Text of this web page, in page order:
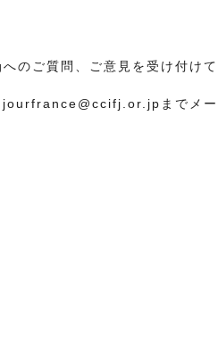
のご質問、ご意見を受け付けて
までメ